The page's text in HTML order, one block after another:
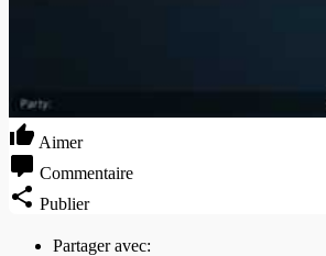
Aimer
Commentaire
Publier
Partager avec: